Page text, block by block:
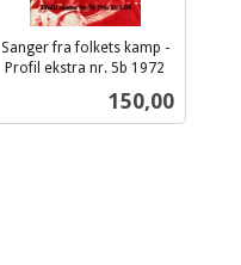
Sanger fra folkets kamp -
Profil ekstra nr. 5b 1972
Pris
150,00